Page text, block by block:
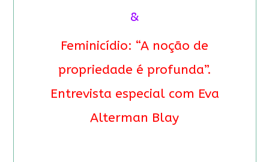
&
Feminicídio: “A noção de
propriedade é profunda”.
Entrevista especial com Eva
Alterman Blay